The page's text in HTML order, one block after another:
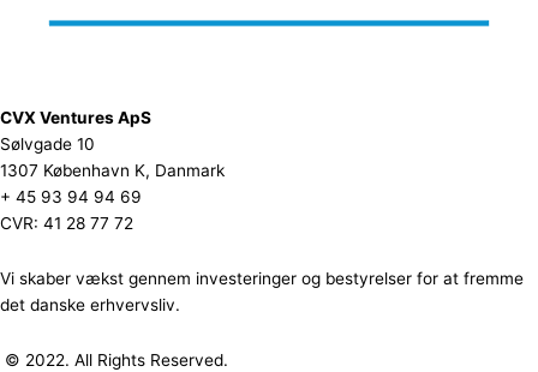
CVX Ventures ApS
Sølvgade 10
1307 København K, Danmark
+ 45 93 94 94 69
CVR: 41 28 77 72
Vi skaber vækst gennem investeringer og bestyrelser for at fremme
det danske erhvervsliv.
© 2022. All Rights Reserved.